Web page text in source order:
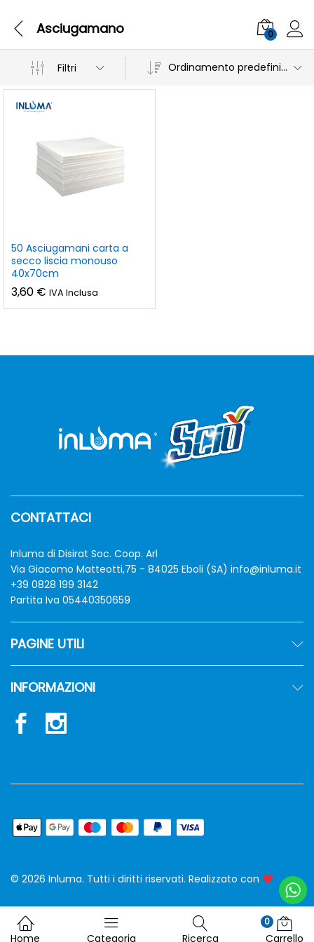
Asciugamano 0
Filtri Ordinamento predefinito
50 Asciugamani carta a
secco liscia monouso
40x70cm
3,60 € IVA Inclusa
CONTATTACI
Inluma di Disirat Soc. Coop. Arl
Via Giacomo Matteotti,75 - 84025 Eboli (SA) info@inluma.it
+39 0828 199 3142
Partita Iva 05440350659
PAGINE UTILI
INFORMAZIONI
© 2026 Inluma. Tutti i diritti riservati. Realizzato con siw
Home Categoria Ricerca
0
Carrello